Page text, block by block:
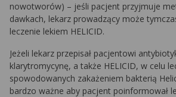
nowotworów) – jeśli pacjent przyjmuje
dawkach, lekarz prowadzący może
leczenie lekiem HELICID.
Jeżeli lekarz przepisał pacjentowi
klarytromycynę, a także HELICID, w celu
spowodowanych zakażeniem bakterią
bardzo ważne aby pacjent poinformował